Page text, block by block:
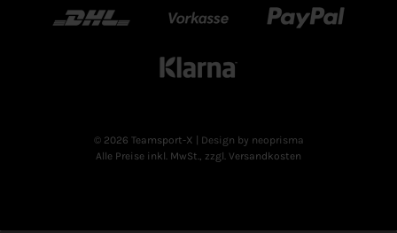
DHL Vorkasse Paypal
Klarn
© 2026 Teamsport-X
| Design by neoprisma
Alle Preise inkl. MwSt., zzgl. Versandkosten